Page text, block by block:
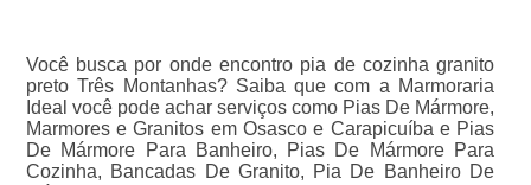
Você busca por onde encontro pia de cozinha granito
preto Três Montanhas? Saiba que com a Marmoraria
Ideal você pode achar serviços como Pias De Mármore,
Marmores e Granitos em Osasco e Carapicuíba e Pias
De Mármore Para Banheiro, Pias De Mármore Para
Cozinha, Bancadas De Granito, Pia De Banheiro De